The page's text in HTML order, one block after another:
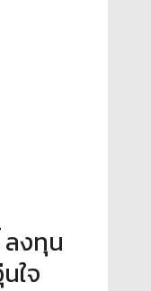
งทุน
ใจ